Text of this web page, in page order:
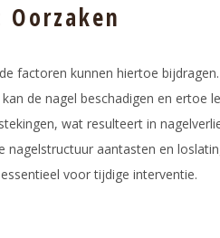
factoren kunnen hiertoe
de nagel beschadigen en ertoe
wat resulteert in
nagelstructuur aantasten en
voor tijdige interventie.